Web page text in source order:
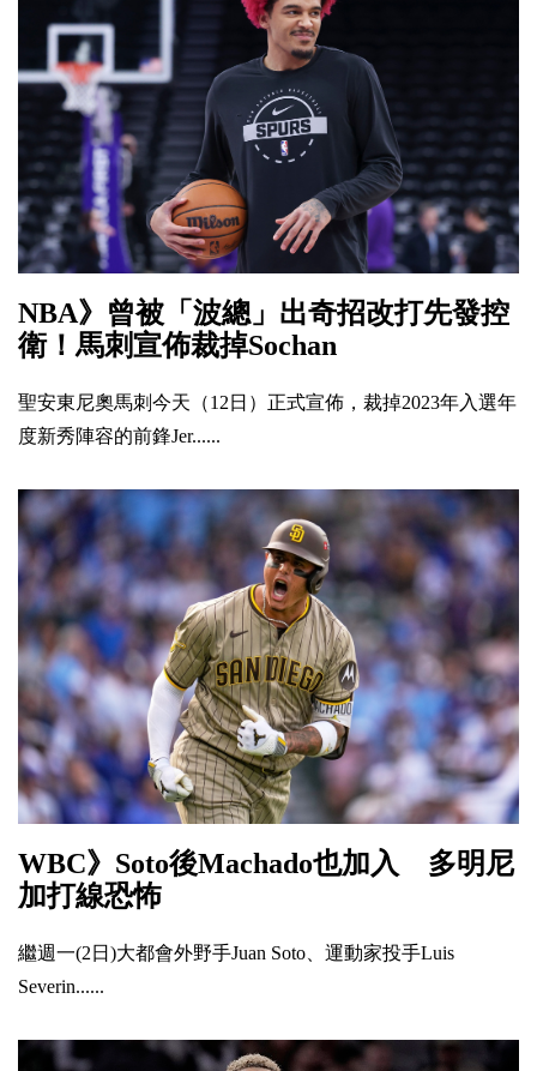
NBA》曾被「波總」出奇招改打先發控
衛！馬刺宣佈裁掉Sochan
聖安東尼奧馬刺今天（12日）正式宣佈，裁掉2023年入選年
度新秀陣容的前鋒Jer......
WBC》Soto後Machado也加入 多明尼
加打線恐怖
繼週一(2日)大都會外野手Juan Soto、運動家投手Luis
Severin......